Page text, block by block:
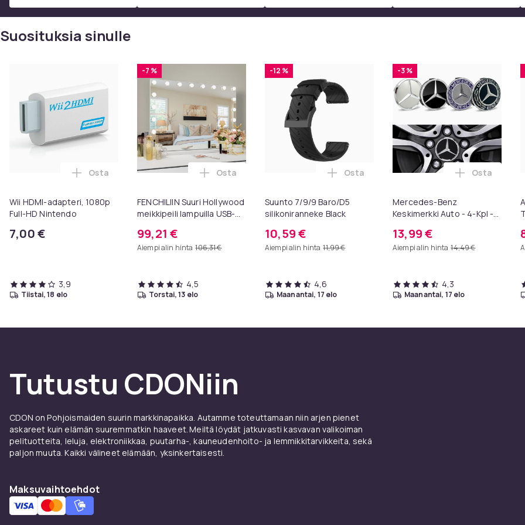
Suosituksia sinulle
Wii HDMI-adapteri, 1080p
Full-HD Nintendo
7,00 €
Lisää Wii HDMI-adapteri, 1080p Full-HD Nintendo ostoskoriin
Osta
3,9
tiistai, 18 elo
-7 %
FENCHILIIN Suuri Hollywood
meikkipeili lampuilla USB-
valkoinen 80 x 58 cm
99,21 €
Aiempi alin hinta 106,31 €
Lisää FENCHILIIN Suuri Hollywood meikkipeili lampuilla USB-pöytälevy
Osta
4,5
torstai, 13 elo
-12 %
Suunto 7/9/9 Baro/D5
silikoniranneke Black
10,59 €
Aiempi alin hinta 11,99 €
Lisää Suunto 7/9/9 Baro/D5
Osta
4,6
maanantai, 17 elo
-3 %
Mercedes-Benz
Keskimerkki Auto - 4-Kpl -
13,99 €
Aiempi alin hinta 14,49 €
Lisää
Osta
4,3
maanantai, 17 elo
Tutustu CDONiin
CDON on Pohjoismaiden suurin markkinapaikka. Autamme toteuttamaan niin arjen pienet
askareet kuin elämän suuremmatkin haaveet. Meiltä löydät jatkuvasti kasvavan valikoiman
pelituotteita, leluja, elektroniikkaa, puutarha-, kauneudenhoito- ja lemmikkitarvikkeita, sekä
paljon muuta. Kaikki välineet elämään, yksinkertaisesti.
Maksuvaihtoehdot